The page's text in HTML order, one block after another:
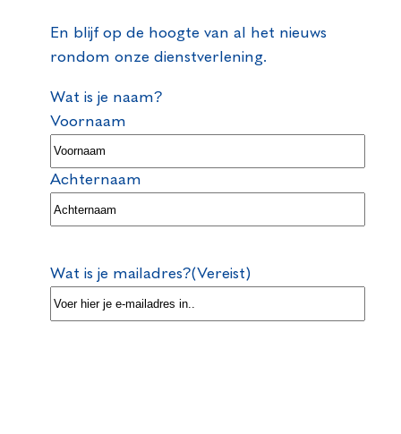
je de restschuld af met een nieuwe hypotheek.
Onze hypotheekadviseurs kunnen je laten weten
dat je hypotheek verlengen gevolgen heeft voor
je hypotheekrenteaftrek: hier heb je meestal niet
langer dan 30 jaar recht op.
En blijf op de hoogte van al het nieuws
rondom onze dienstverlening.
Wat is je naam?
Voornaam
Achternaam
Wat is je mailadres?(Vereist)